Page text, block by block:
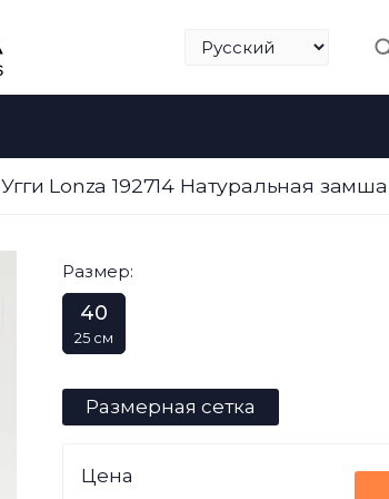
Угги Lonza 192714 Натуральная
Размер:
40
25 см
Размерная сетка
Цена